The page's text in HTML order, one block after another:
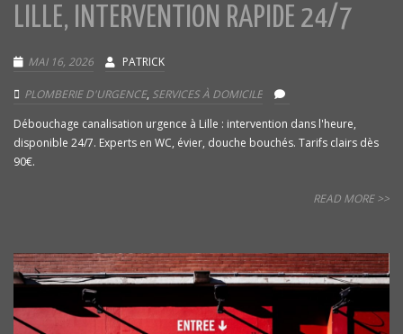
LILLE, INTERVENTION RAPIDE 24/7
MAI 16, 2026 PATRICK
PLOMBERIE D'URGENCE, SERVICES À DOMICILE
Débouchage canalisation urgence à Lille : intervention dans l'heure,
disponible 24/7. Experts en WC, évier, douche bouchés. Tarifs clairs dès
90€.
READ MORE >>